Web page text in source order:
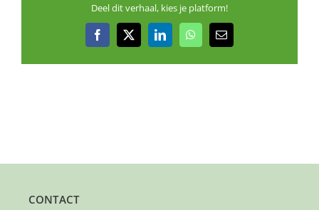
Deel dit verhaal, kies je platform!
Facebook
X LinkedInWhatsApp
E-
CONTACT